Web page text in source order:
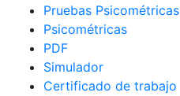
Pruebas Psicométricas
Psicométricas
PDF
Simulador
Certificado de trabajo